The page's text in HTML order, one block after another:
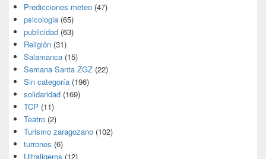
Predicciones meteo (47)
psicologia (65)
publicidad (63)
Religión (31)
Salamanca (15)
Semana Santa ZGZ (22)
Sin categoría (196)
solidaridad (169)
TCP (11)
Teatro (2)
Turismo zaragozano (102)
turrones (6)
Ultraligeros (12)